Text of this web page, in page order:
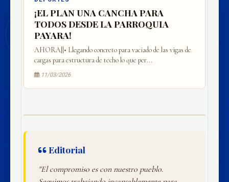
¡EL PLAN UNA CANCHA PARA
TODOS DESDE LA PARROQUIA
PAYARA!
AHORA||• Llegando concreto para vaciado de las vigas de
cargas para estructura de techo lo que per...
11/03/2026
Editorial
"El compromiso es con nuestro pueblo.